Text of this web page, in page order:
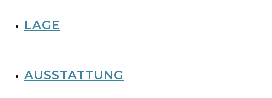
LAGE
AUSSTATTUNG